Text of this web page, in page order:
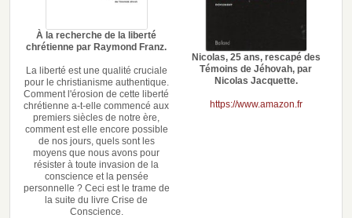
À la recherche de la liberté
chrétienne par Raymond Franz.
La liberté est une qualité cruciale
pour le christianisme authentique.
Comment l'érosion de cette liberté
chrétienne a-t-elle commencé aux
premiers siècles de notre ère,
comment est elle encore possible
de nos jours, quels sont les
moyens que nous avons pour
résister à toute invasion de la
conscience et la pensée
personnelle ? Ceci est le trame de
la suite du livre Crise de
Conscience.
Nicolas, 25 ans, rescapé des
Témoins de Jéhovah, par
Nicolas Jacquette.
https://www.amazon.fr